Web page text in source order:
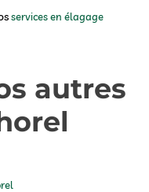
services en élagage
autres